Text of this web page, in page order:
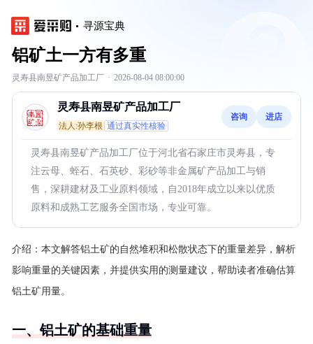
寻源宝典
铝矿土一方有多重
灵寿县南昱矿产品加工厂 · 2026-08-04 08:00:00
灵寿县南昱矿产品加工厂
法人:孙李根 通过真实性核验
咨询 进店
灵寿县南昱矿产品加工厂位于河北省石家庄市灵寿县，专
注云母、蛭石、石英砂、彩砂等非金属矿产品加工与销
售，深耕建材及工业原料领域，自2018年成立以来以优质
原料和成熟工艺服务全国市场，专业可靠。
介绍： 本文解答铝土矿的自然堆积和松散状态下的重量差异，解析
影响重量的关键因素，并提供实用的测量建议，帮助读者准确估算
铝土矿用量。
一、铝土矿的基础重量